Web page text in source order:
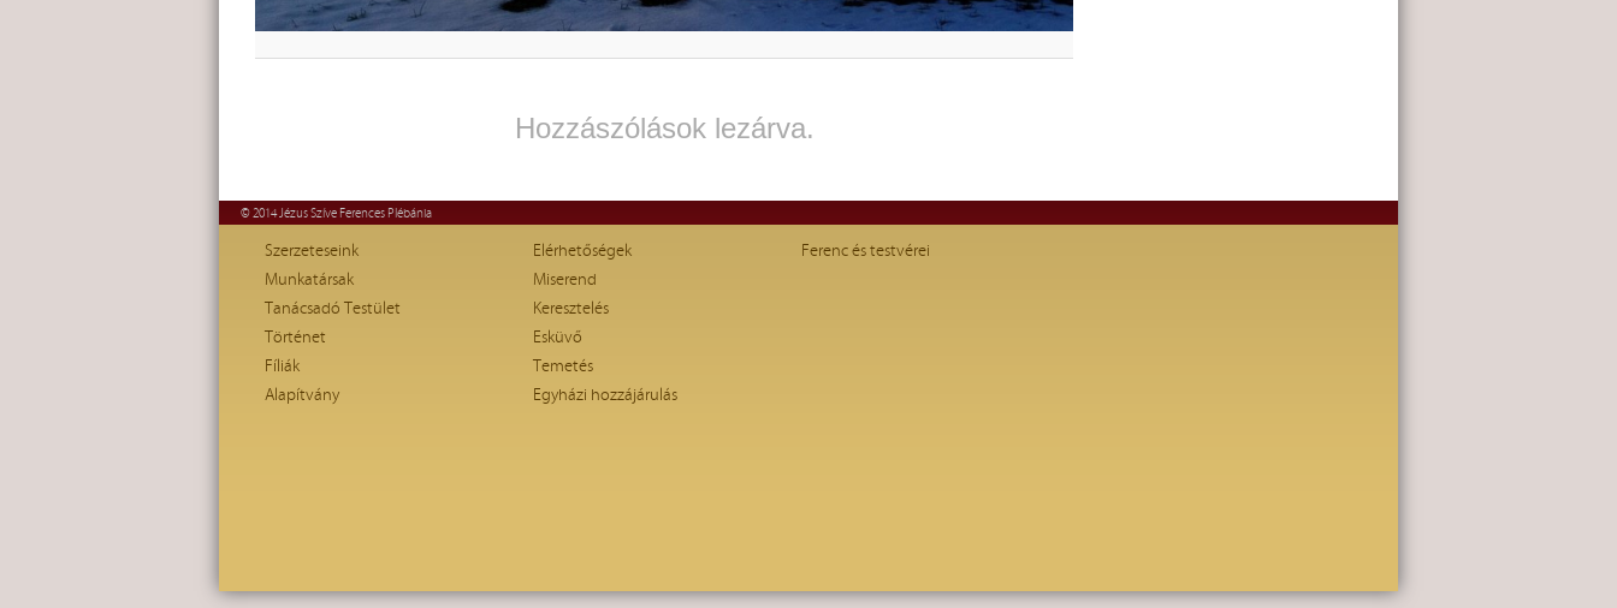
Hozzászólások lezárva.
© 2014 Jézus Szíve Ferences Plébánia
Szerzeteseink
Munkatársak
Tanácsadó Testület
Történet
Fíliák
Alapítvány
Elérhetőségek
Miserend
Keresztelés
Esküvő
Temetés
Egyházi hozzájárulás
Ferenc és testvérei